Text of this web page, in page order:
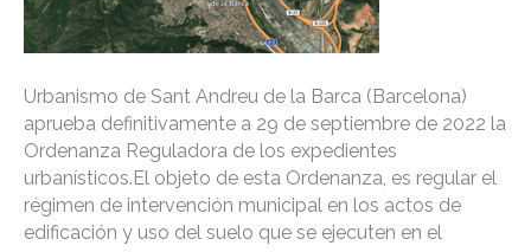
Urbanismo de Sant Andreu de la Barca (Barcelona)
aprueba definitivamente a 29 de septiembre de 2022 la
Ordenanza Reguladora de los expedientes
urbanísticos.El objeto de esta Ordenanza, es regular el
régimen de intervención municipal en los actos de
edificación y uso del suelo que se ejecuten en el